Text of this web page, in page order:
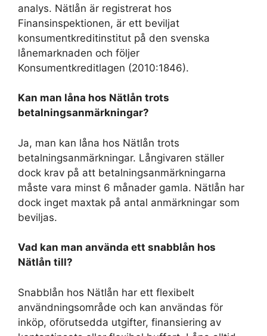
analys. Nätlån är registrerat hos
Finansinspektionen, är ett beviljat
konsumentkreditinstitut på den svenska
lånemarknaden och följer
Konsumentkreditlagen (2010:1846).
Kan man låna hos Nätlån trots
betalningsanmärkningar?
Ja, man kan låna hos Nätlån trots
betalningsanmärkningar. Långivaren ställer
dock krav på att betalningsanmärkningarna
måste vara minst 6 månader gamla. Nätlån har
dock inget maxtak på antal anmärkningar som
beviljas.
Vad kan man använda ett snabblån hos
Nätlån till?
Snabblån hos Nätlån har ett flexibelt
användningsområde och kan användas för
inköp, oförutsedda utgifter, finansiering av